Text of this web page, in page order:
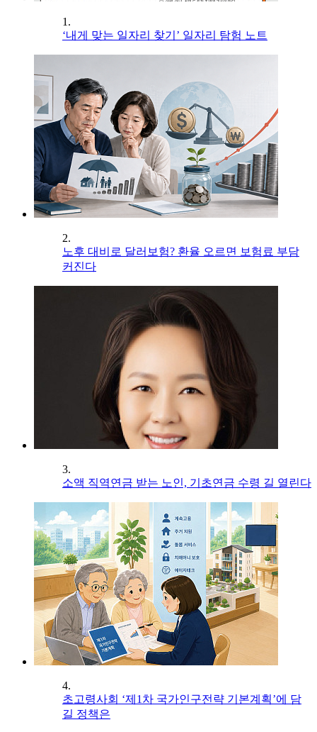
1.
‘내게 맞는 일자리 찾기’ 일자리 탐험 노트
2.
노후 대비로 달러보험? 환율 오르면 보험료 부담
커진다
3.
소액 직역연금 받는 노인, 기초연금 수령 길 열린다
4.
초고령사회 ‘제1차 국가인구전략 기본계획’에 담
길 정책은